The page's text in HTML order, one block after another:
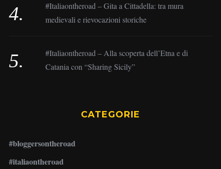
#Italiaontheroad – Gita a Cittadella: tra mura
medievali e rievocazioni storiche
#Italiaontheroad – Alla scoperta dell’Etna e di
Catania con “Sharing Sicily”
CATEGORIE
#bloggersontheroad
#italiaontheroad